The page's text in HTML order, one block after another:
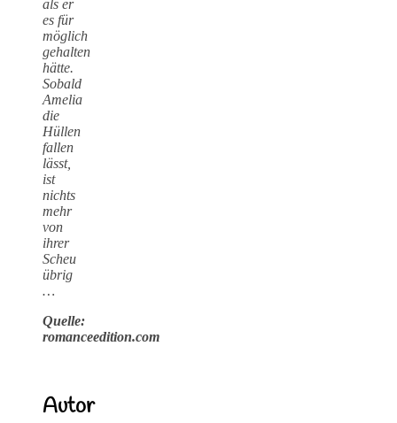
als er
es für
möglich
gehalten
hätte.
Sobald
Amelia
die
Hüllen
fallen
lässt,
ist
nichts
mehr
von
ihrer
Scheu
übrig
…
Quelle:
romanceedition.com
Autor